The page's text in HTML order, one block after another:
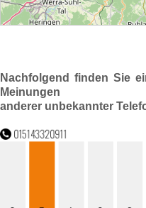
Nachfolgend finden Sie
Meinungen
anderer unbekannter